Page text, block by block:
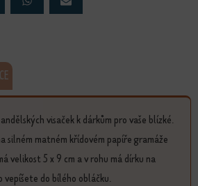
visaček k dárkům pro vaše blízké.
silném matném křídovém papíře gramáže
velikost 5 x 9 cm a v rohu má dírku na
vepíšete do bílého obláčku.